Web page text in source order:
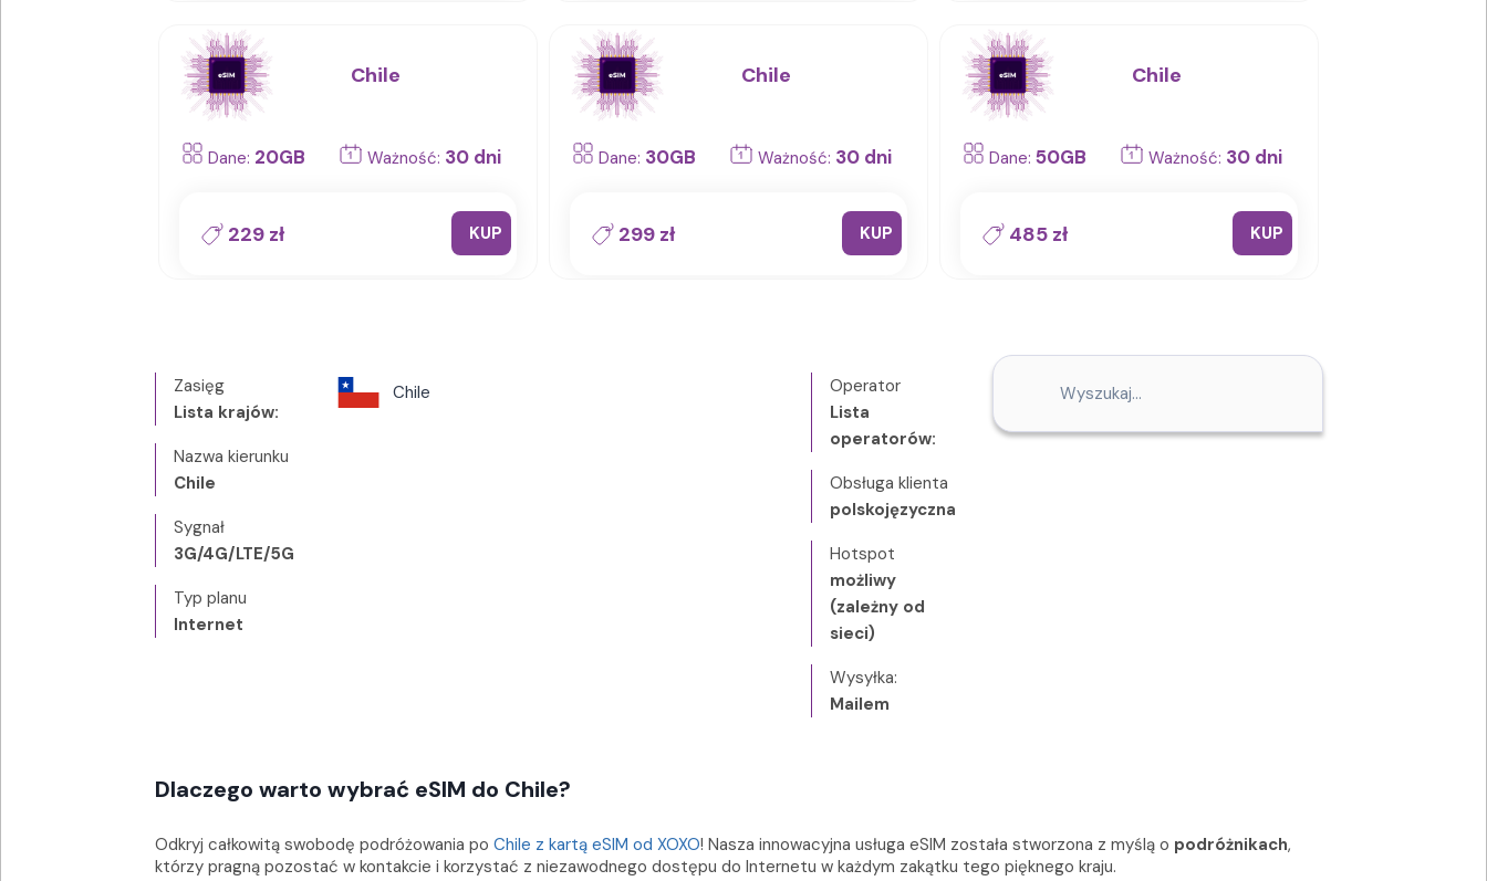
Chile
Dane: 20GB Ważność: 30 dni
229 zł KUP
Chile
Dane: 30GB Ważność: 30 dni
299 zł KUP
Chile
Dane: 50GB Ważność: 30 dni
485 zł KUP
Zasięg
Lista krajów:
Nazwa kierunku
Chile
Sygnał
3G/4G/LTE/5G
Typ planu
Internet
Chile
Operator
Lista
operatorów:
Obsługa klienta
polskojęzyczna
Hotspot
możliwy
(zależny od
sieci)
Wysyłka:
Mailem
Dlaczego warto wybrać eSIM do Chile?
Odkryj całkowitą swobodę podróżowania po Chile z kartą eSIM od XOXO! Nasza innowacyjna usługa eSIM została stworzona z myślą o podróżnikach,
którzy pragną pozostać w kontakcie i korzystać z niezawodnego dostępu do Internetu w każdym zakątku tego pięknego kraju.